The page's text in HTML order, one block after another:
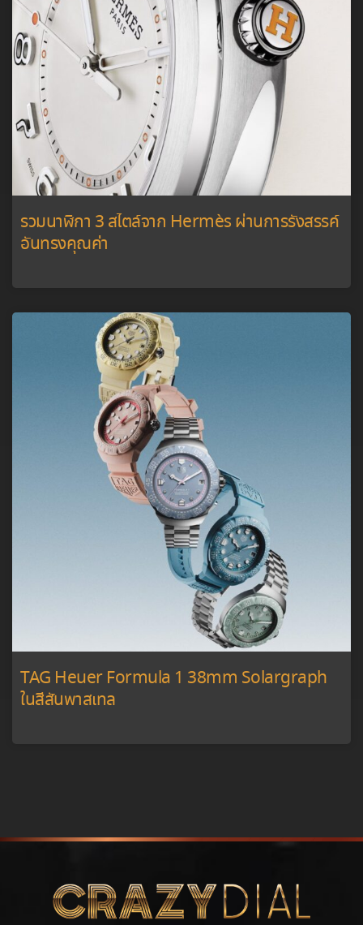
รวมนาฬิกา 3 สไตล์จาก Hermès ผ่านการรังสรรค์
อันทรงคุณค่า
TAG Heuer Formula 1 38mm Solargraph
ในสีสันพาสเทล